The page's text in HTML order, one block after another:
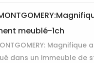
meublé-1ch
dans un immeuble de